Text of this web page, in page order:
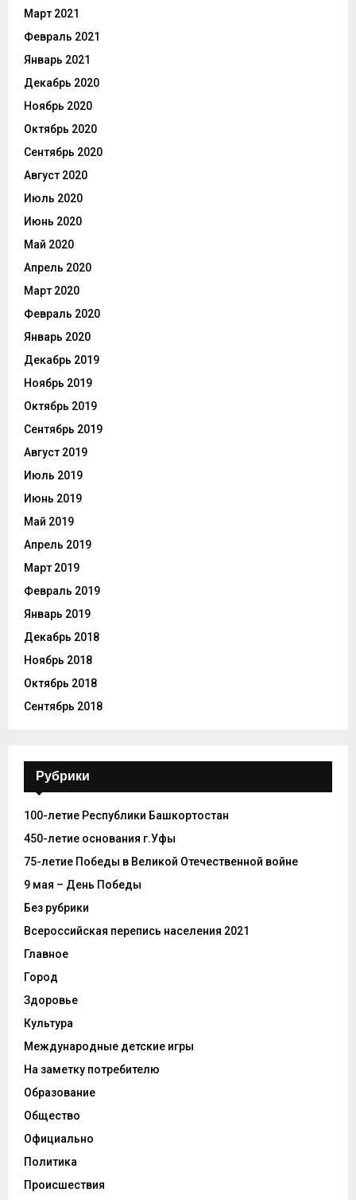
Март 2021
Февраль 2021
Январь 2021
Декабрь 2020
Ноябрь 2020
Октябрь 2020
Сентябрь 2020
Август 2020
Июль 2020
Июнь 2020
Май 2020
Апрель 2020
Март 2020
Февраль 2020
Январь 2020
Декабрь 2019
Ноябрь 2019
Октябрь 2019
Сентябрь 2019
Август 2019
Июль 2019
Июнь 2019
Май 2019
Апрель 2019
Март 2019
Февраль 2019
Январь 2019
Декабрь 2018
Ноябрь 2018
Октябрь 2018
Сентябрь 2018
Рубрики
100-летие Республики Башкортостан
450-летие основания г.Уфы
75-летие Победы в Великой Отечественной войне
9 мая – День Победы
Без рубрики
Всероссийская перепись населения 2021
Главное
Город
Здоровье
Культура
Международные детские игры
На заметку потребителю
Образование
Общество
Официально
Политика
Происшествия